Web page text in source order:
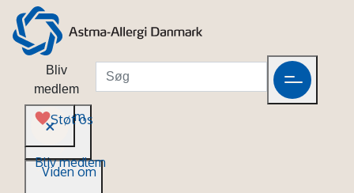
Bliv
medlem
Støt os
Bliv medlem
Viden om
Viden om